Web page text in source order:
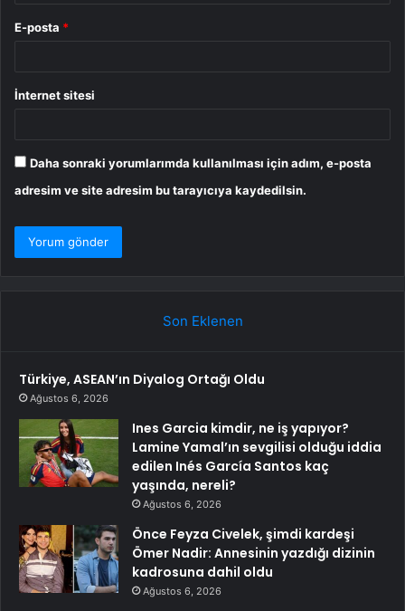
E-posta *
İnternet sitesi
Daha sonraki yorumlarımda kullanılması için adım, e-posta
adresim ve site adresim bu tarayıcıya kaydedilsin.
Son Eklenen
Türkiye, ASEAN’ın Diyalog Ortağı Oldu
Ağustos 6, 2026
Ines Garcia kimdir, ne iş yapıyor?
Lamine Yamal’ın sevgilisi olduğu iddia
edilen Inés García Santos kaç
yaşında, nereli?
Ağustos 6, 2026
Önce Feyza Civelek, şimdi kardeşi
Ömer Nadir: Annesinin yazdığı dizinin
kadrosuna dahil oldu
Ağustos 6, 2026